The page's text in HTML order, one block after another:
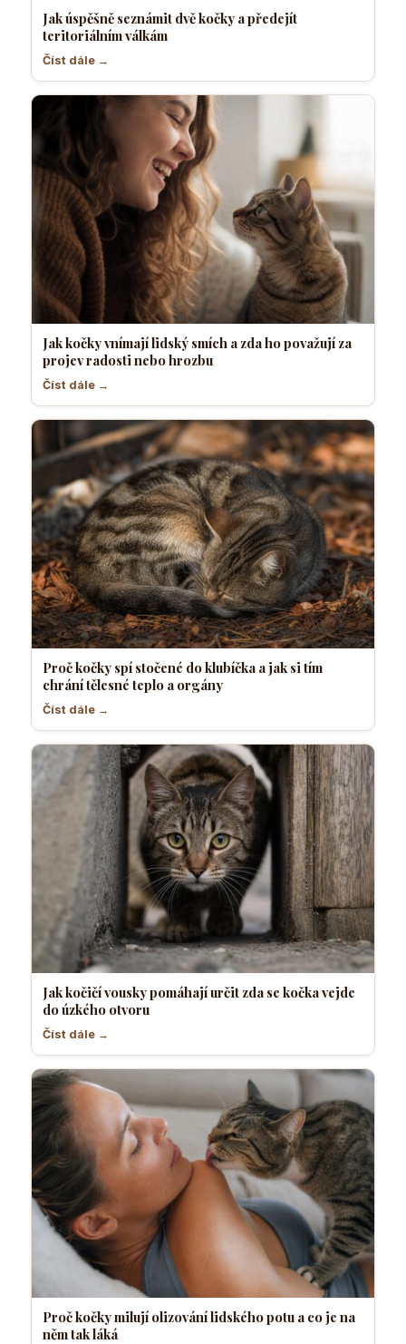
Jak úspěšně seznámit dvě kočky a předejít
teritoriálním válkám
Číst dále →
Jak kočky vnímají lidský smích a zda ho považují za
projev radosti nebo hrozbu
Číst dále →
Proč kočky spí stočené do klubíčka a jak si tím
chrání tělesné teplo a orgány
Číst dále →
Jak kočičí vousky pomáhají určit zda se kočka vejde
do úzkého otvoru
Číst dále →
Proč kočky milují olizování lidského potu a co je na
něm tak láká